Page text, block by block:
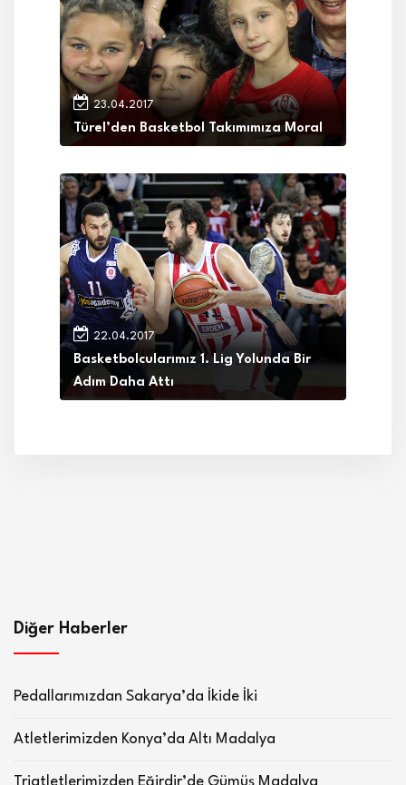
23.04.2017
Türel’den Basketbol Takımımıza Moral
22.04.2017
Basketbolcularımız 1. Lig Yolunda Bir
Adım Daha Attı
Diğer Haberler
Pedallarımızdan Sakarya’da İkide İki
Atletlerimizden Konya’da Altı Madalya